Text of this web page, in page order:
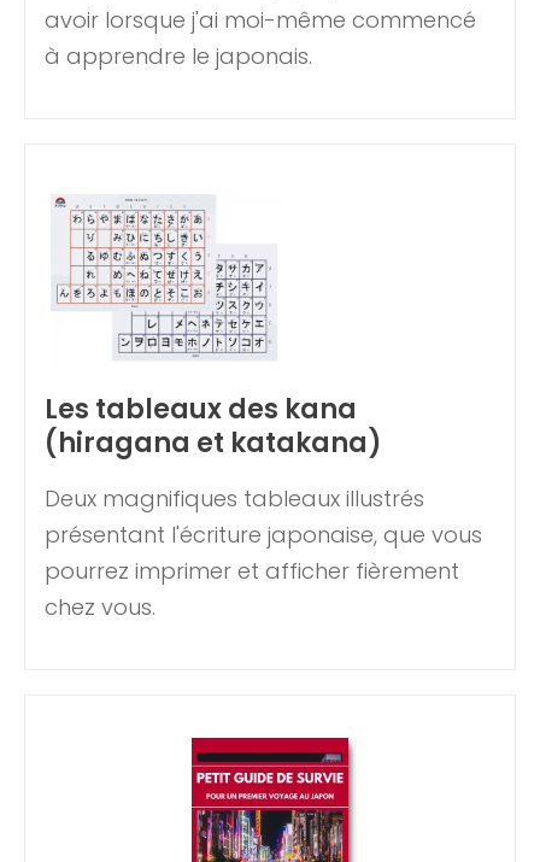
avoir lorsque j'ai moi-même commencé
à apprendre le japonais.
Les tableaux des kana
(hiragana et katakana)
Deux magnifiques tableaux illustrés
présentant l'écriture japonaise, que vous
pourrez imprimer et afficher fièrement
chez vous.